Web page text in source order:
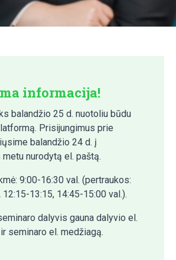
informacija!
balandžio 25 d. nuotoliu būdu
Prisijungimus prie
balandžio 24 d. į
nurodytą el. paštą.
9:00-16:30 val. (pertraukos:
13:15, 14:45-15:00 val.).
dalyvis gauna dalyvio el.
seminaro el. medžiagą.